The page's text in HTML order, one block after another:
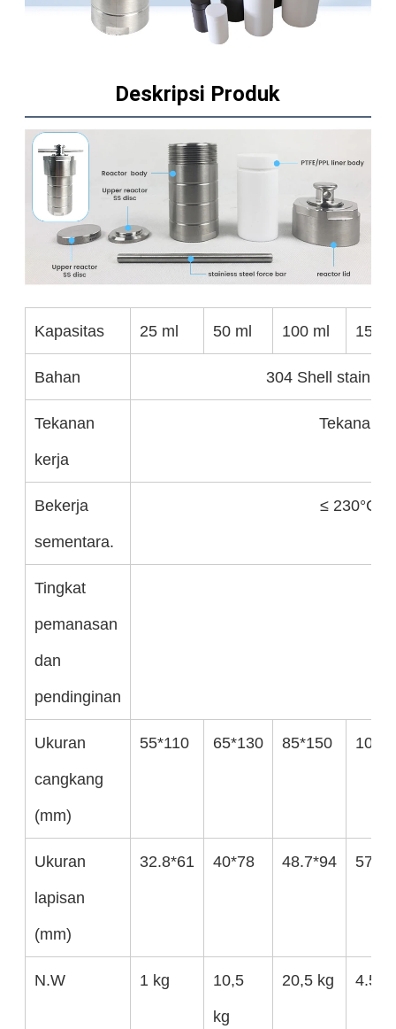
Deskripsi Produk
Kapasitas 25 ml 50 ml 100 ml 150
Bahan 304 Shell
Tekanan
kerja
Tekanan
Bekerja
sementara.
≤
Tingkat
pemanasan
dan
pendinginan
Ukuran
cangkang
(mm)
55*110 65*130 85*150
Ukuran
lapisan
(mm)
32.8*61 40*78 48.7*94
N.W 1 kg
10,5
kg
20,5 kg 4.5kg